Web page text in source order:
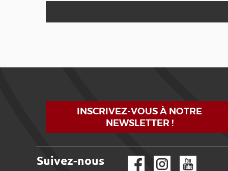
INSCRIVEZ-VOUS À NOTRE
NEWSLETTER !
Suivez-nous